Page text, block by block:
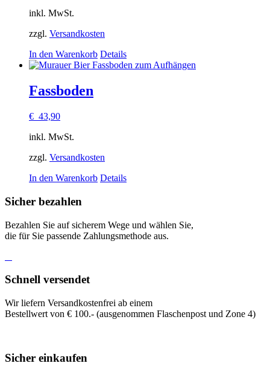
inkl. MwSt.
zzgl. Versandkosten
In den Warenkorb Details
Fassboden
€ 43,90
inkl. MwSt.
zzgl. Versandkosten
In den Warenkorb Details
Sicher bezahlen
Bezahlen Sie auf sicherem Wege und wählen Sie,
die für Sie passende Zahlungsmethode aus.
Schnell versendet
Wir liefern Versandkostenfrei ab einem
Bestellwert von € 100.- (ausgenommen Flaschenpost und Zone 4)
Sicher einkaufen